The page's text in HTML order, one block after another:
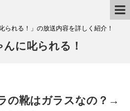
られる！」の放送内容を詳しく紹介！
に叱られる！
の靴はガラスなの？→